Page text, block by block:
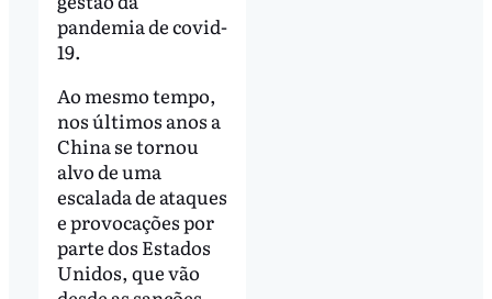
pandemia de covid-
19.
Ao mesmo tempo,
nos últimos anos a
China se tornou
alvo de uma
escalada de ataques
e provocações por
parte dos Estados
Unidos, que vão